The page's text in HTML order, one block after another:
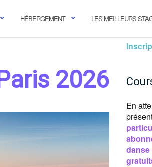
HÉBERGEMENT LES MEILLEURS
2026
En
danse